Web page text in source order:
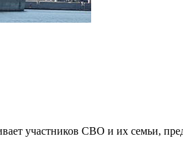
участников СВО и их семьи,